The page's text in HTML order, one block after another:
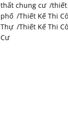
thất chung cư
thiết
phố
Thiết Kế Thi
Thự
Thiết Kế Thi
Cư